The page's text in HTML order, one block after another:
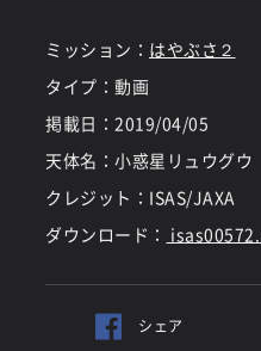
ミッション： はやぶさ２
タイプ：動画
掲載日： 2019/04/05
天体名：小惑星リュウグウ
クレジット：ISAS/JAXA
ダウンロード：
シェア